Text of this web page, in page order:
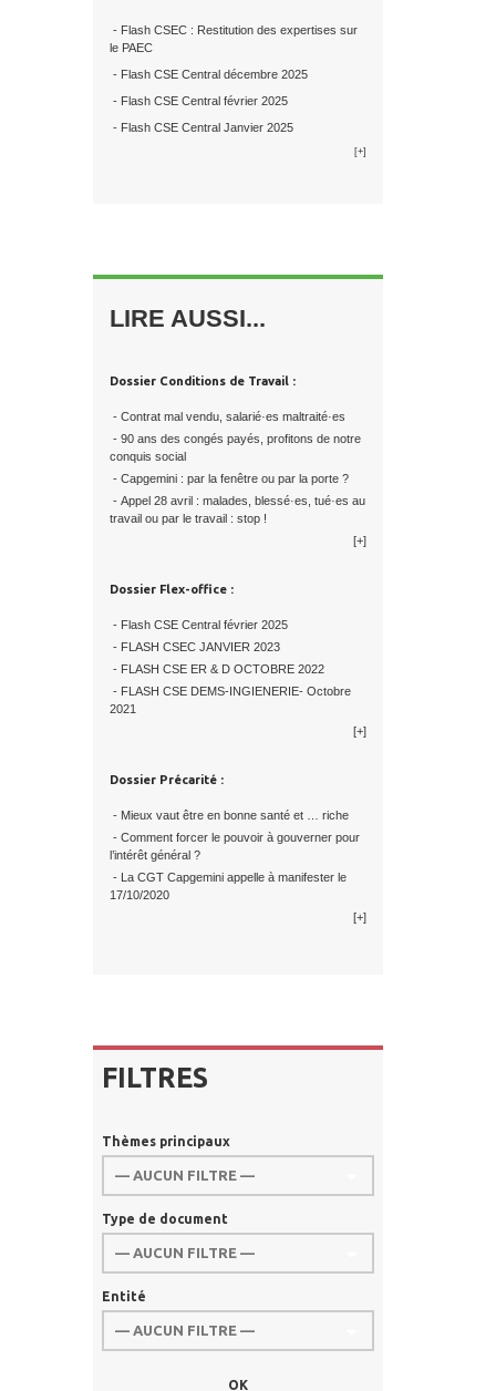
- Flash CSEC : Restitution des expertises sur
le PAEC
- Flash CSE Central décembre 2025
- Flash CSE Central février 2025
- Flash CSE Central Janvier 2025
[+]
LIRE AUSSI...
Dossier Conditions de Travail :
- Contrat mal vendu, salarié·es maltraité·es
- 90 ans des congés payés, profitons de notre
conquis social
- Capgemini : par la fenêtre ou par la porte ?
- Appel 28 avril : malades, blessé·es, tué·es au
travail ou par le travail : stop !
[+]
Dossier Flex-office :
- Flash CSE Central février 2025
- FLASH CSEC JANVIER 2023
- FLASH CSE ER & D OCTOBRE 2022
- FLASH CSE DEMS-INGIENERIE- Octobre
2021
[+]
Dossier Précarité :
- Mieux vaut être en bonne santé et … riche
- Comment forcer le pouvoir à gouverner pour
l’intérêt général ?
- La CGT Capgemini appelle à manifester le
17/10/2020
[+]
FILTRES
Thèmes principaux
Type de document
Entité